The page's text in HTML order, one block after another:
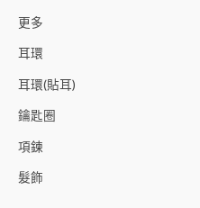
更多
耳環
耳環(貼耳)
鑰匙圈
項鍊
髮飾